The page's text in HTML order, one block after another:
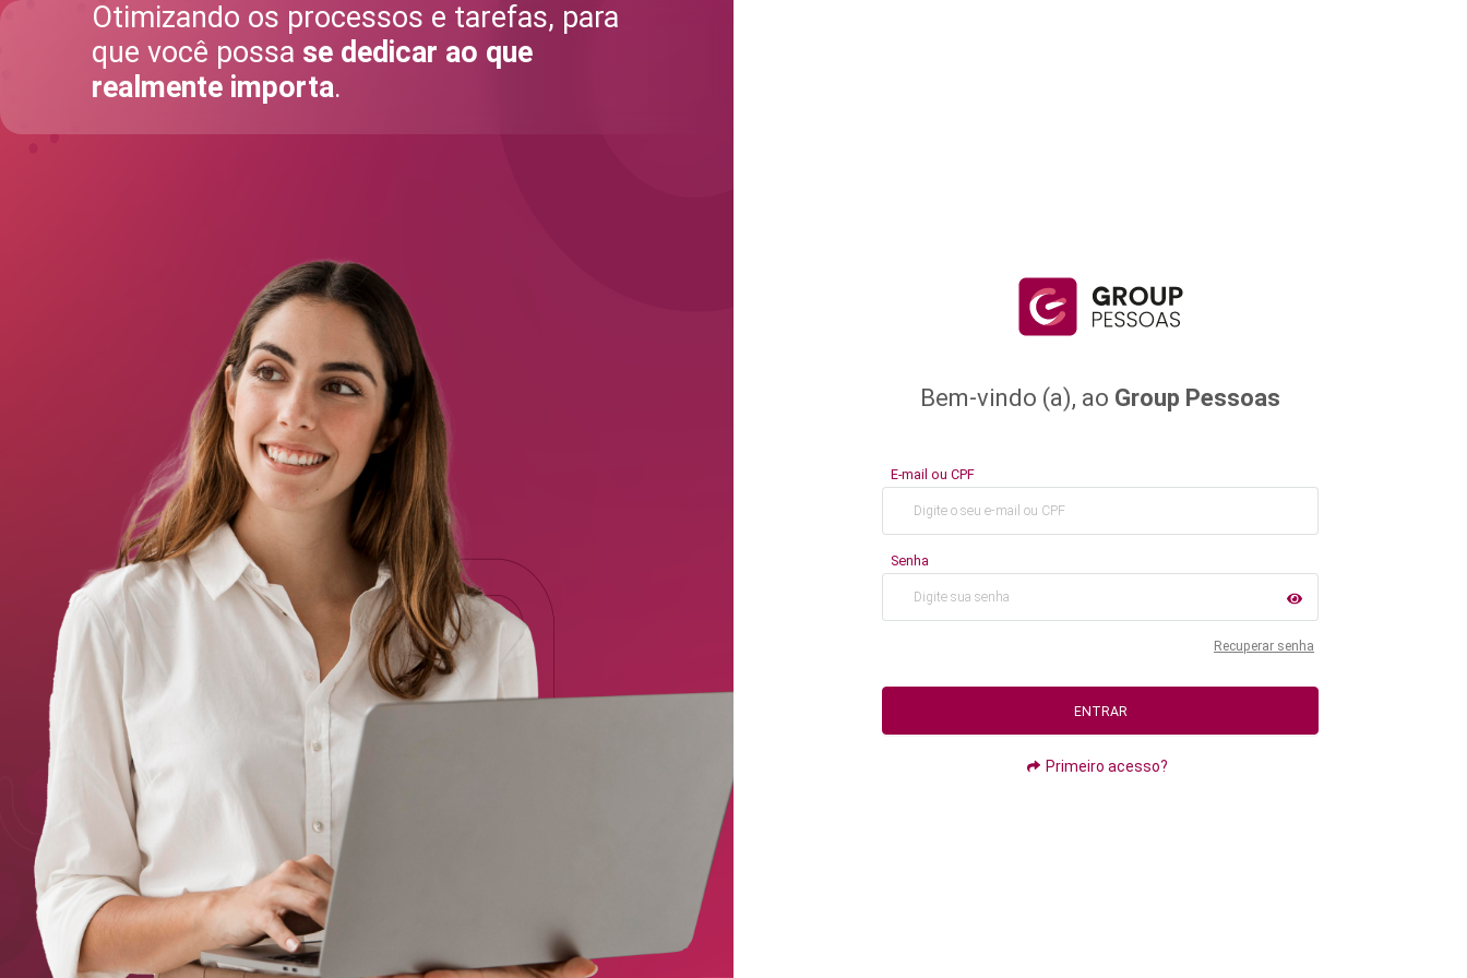
Otimizando os processos e tarefas, para
que você possa se dedicar ao que
realmente importa.
Bem-vindo (a), ao Group Pessoas
E-mail ou CPF
Senha
Recuperar senha
ENTRAR
Primeiro acesso?